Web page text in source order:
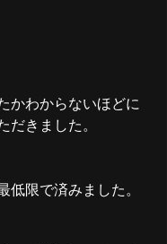
かわからないほどに
だきました。
低限で済みました。